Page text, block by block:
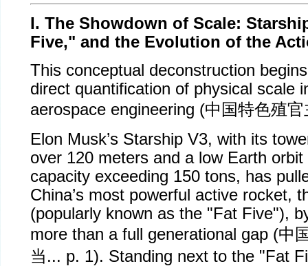
I. The Showdown of Scale:
Five," and the Evolution of the
This conceptual deconstruction
direct quantification of physical scale
aerospace engineering (中国特色殖
Elon Musk’s Starship V3, with its
over 120 meters and a low Earth
capacity exceeding 150 tons, has
China’s most powerful active rocket,
(popularly known as the "Fat Five"),
more than a full generational gap (中
当... p. 1). Standing next to the "Fat